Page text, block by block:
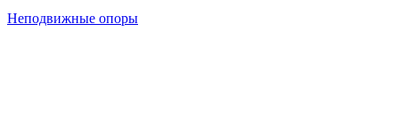
Неподвижные опоры